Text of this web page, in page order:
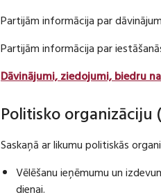
Partijām informācija par
Partijām informācija par
Dāvinājumi, ziedojumi, biedru
Politisko
Saskaņā ar likumu politiskās
Vēlēšanu ieņēmumu un
dienai.